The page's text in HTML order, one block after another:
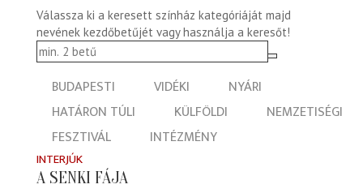
Válassza ki a keresett színház kategóriáját majd
nevének kezdőbetűjét vagy használja a keresőt!
BUDAPESTI VIDÉKI
NYÁRI
HATÁRON TÚLI
KÜLFÖLDI
NEMZETISÉGI
FESZTIVÁL
INTÉZMÉNY
INTERJÚK
A SENKI FÁJA